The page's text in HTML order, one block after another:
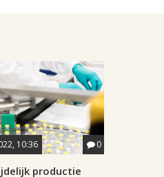
10:36 0
productie